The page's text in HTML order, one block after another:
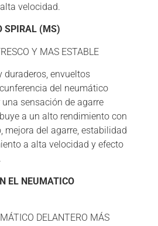
velocidad.
SPIRAL (MS)
Y MAS ESTABLE
duraderos, envueltos
del neumático
sensación de agarre
a un alto rendimiento con
mejora del agarre, estabilidad
a alta velocidad y efecto
EL NEUMATICO
DELANTERO MÁS